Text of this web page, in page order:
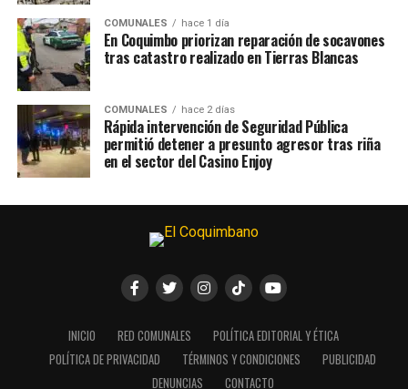
COMUNALES hace 1 día
En Coquimbo priorizan reparación de socavones
tras catastro realizado en Tierras Blancas
COMUNALES hace 2 días
Rápida intervención de Seguridad Pública
permitió detener a presunto agresor tras riña
en el sector del Casino Enjoy
INICIO RED COMUNALES
POLÍTICA EDITORIAL Y ÉTICA
POLÍTICA DE PRIVACIDAD
TÉRMINOS Y CONDICIONES
PUBLICIDAD
DENUNCIAS
CONTACTO